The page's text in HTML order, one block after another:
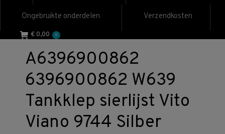
Ongebruikte onderdelen Verzendkosten
€ 0,00 0
A6396900862
6396900862 W639
Tankklep sierlijst Vito
Viano 9744 Silber